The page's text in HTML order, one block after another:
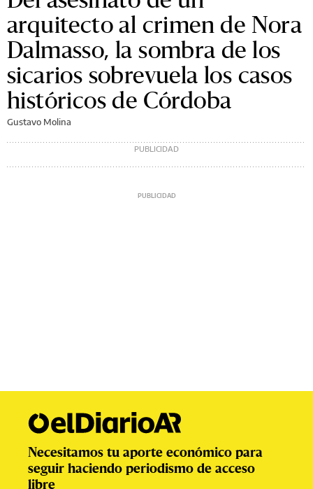
arquitecto al crimen de Nora
Dalmasso, la sombra de los
sicarios sobrevuela los casos
históricos de Córdoba
Gustavo Molina
Necesitamos tu aporte económico para
seguir haciendo periodismo de acceso
libre